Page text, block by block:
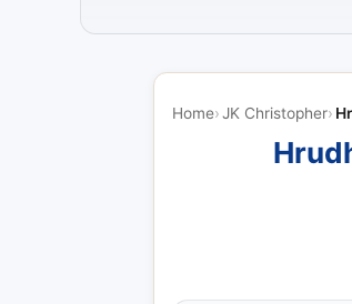
Home JK Christopher